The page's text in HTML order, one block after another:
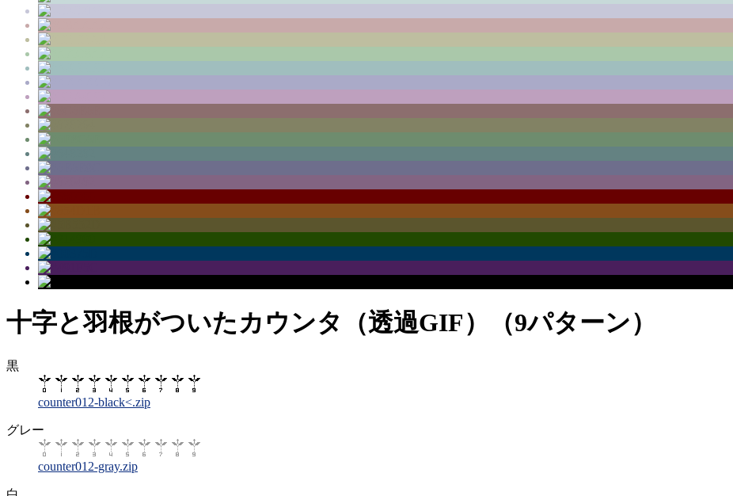
十字と羽根がついたカウンタ（透過GIF）（9パターン）
黒
counter012-black<.zip
グレー
counter012-gray.zip